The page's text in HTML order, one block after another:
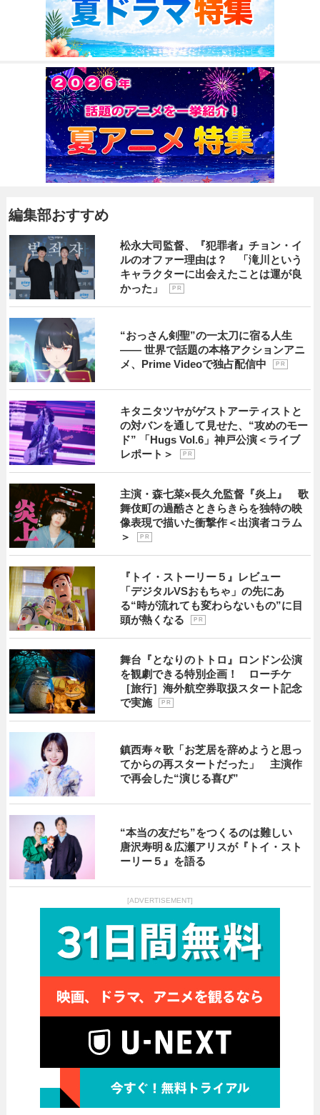
編集部おすすめ
松永大司監督、『犯罪者』チョン・イ
ルのオファー理由は？ 「滝川という
キャラクターに出会えたことは運が良
かった」
P R
“おっさん剣聖”の一太刀に宿る人生
―― 世界で話題の本格アクションアニ
メ、Prime Videoで独占配信中
P R
キタニタツヤがゲストアーティストと
の対バンを通して見せた、“攻めのモー
ド” 「Hugs Vol.6」神戸公演＜ライブ
レポート＞
P R
主演・森七菜×長久允監督『炎上』 歌
舞伎町の過酷さときらきらを独特の映
像表現で描いた衝撃作＜出演者コラム
＞
P R
『トイ・ストーリー５』レビュー
「デジタルVSおもちゃ」の先にあ
る“時が流れても変わらないもの”に目
頭が熱くなる
P R
舞台『となりのトトロ』ロンドン公演
を観劇できる特別企画！ ローチケ
［旅行］海外航空券取扱スタート記念
で実施
P R
鎮西寿々歌「お芝居を辞めようと思っ
てからの再スタートだった」 主演作
で再会した“演じる喜び”
“本当の友だち”をつくるのは難しい
唐沢寿明＆広瀬アリスが『トイ・スト
ーリー５』を語る
[ADVERTISEMENT]